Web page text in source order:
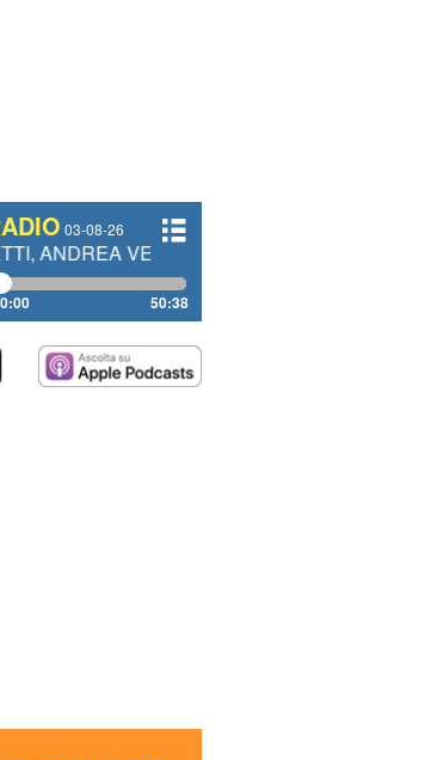
03-08-26
FILIPPO FIORELLI
50:38